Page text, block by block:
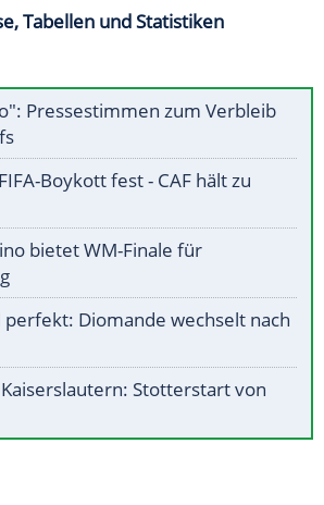
Tabellen und Statistiken
Pressestimmen zum Verbleib
Boykott fest - CAF hält zu
bietet WM-Finale für
Diomande wechselt nach
Stotterstart von